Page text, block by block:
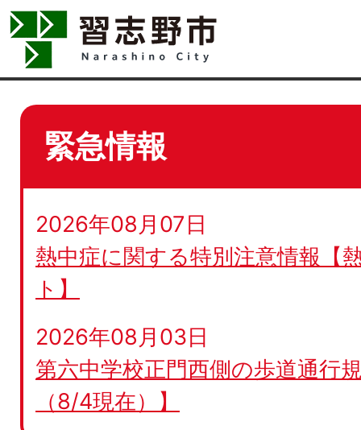
緊急情報
2026年08月07日
熱中症に関する特別注意情報【
ト】
2026年08月03日
第六中学校正門西側の歩道通行
（8/4現在）】